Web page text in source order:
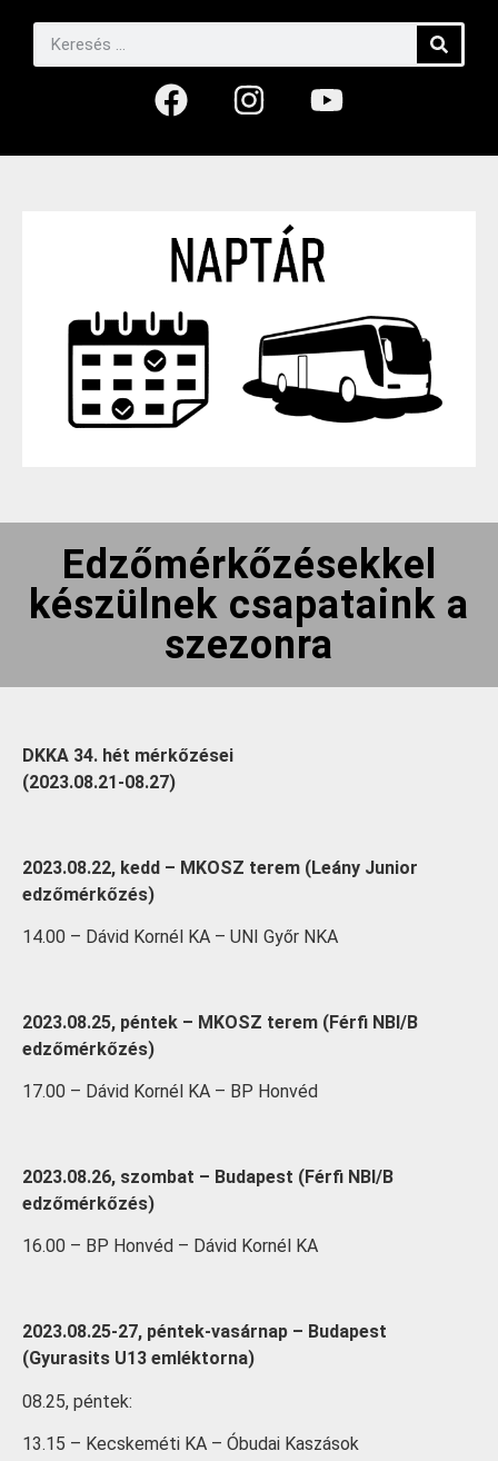
Edzőmérkőzésekkel
készülnek csapataink a
szezonra
DKKA 34. hét mérkőzései
(2023.08.21-08.27)
2023.08.22, kedd – MKOSZ terem (Leány Junior
edzőmérkőzés)
14.00 – Dávid Kornél KA – UNI Győr NKA
2023.08.25, péntek – MKOSZ terem (Férfi NBI/B
edzőmérkőzés)
17.00 – Dávid Kornél KA – BP Honvéd
2023.08.26, szombat – Budapest (Férfi NBI/B
edzőmérkőzés)
16.00 – BP Honvéd – Dávid Kornél KA
2023.08.25-27, péntek-vasárnap – Budapest
(Gyurasits U13 emléktorna)
08.25, péntek:
13.15 – Kecskeméti KA – Óbudai Kaszások